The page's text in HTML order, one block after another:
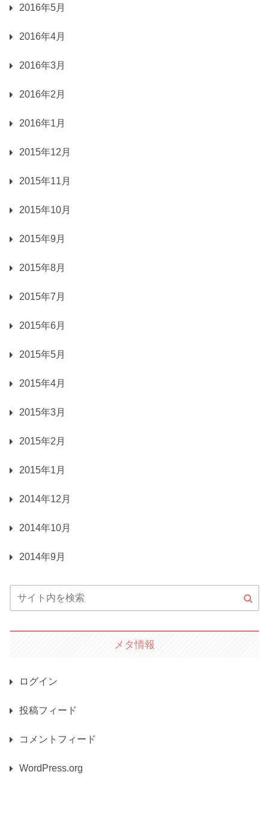
2016年5月
2016年4月
2016年3月
2016年2月
2016年1月
2015年12月
2015年11月
2015年10月
2015年9月
2015年8月
2015年7月
2015年6月
2015年5月
2015年4月
2015年3月
2015年2月
2015年1月
2014年12月
2014年10月
2014年9月
メタ情報
ログイン
投稿フィード
コメントフィード
WordPress.org